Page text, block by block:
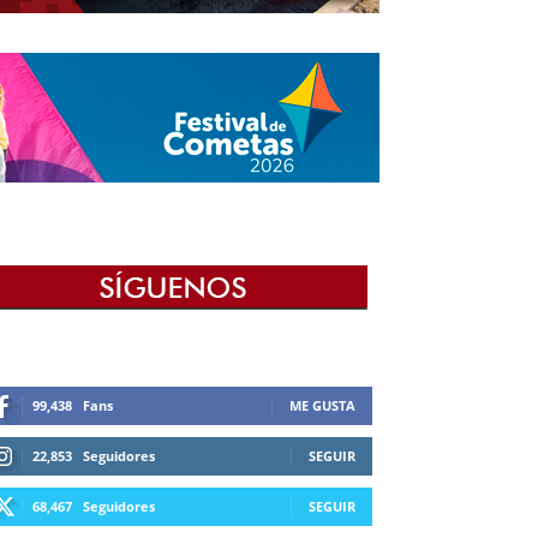
99,438 Fans ME GUSTA
22,853 Seguidores SEGUIR
68,467 Seguidores SEGUIR